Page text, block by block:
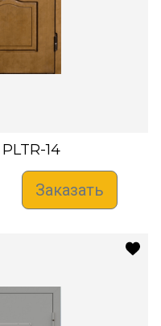
PLTR-14
Заказать